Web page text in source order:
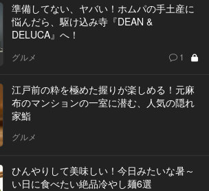
準備してない、ヤバい！ホムパの手土産に
悩んだら、駆け込み寺『DEAN &
DELUCA』へ！
グルメ 1
江戸前の粋を極めた握りが楽しめる！元麻
布のマンションの一室に潜む、人気の隠れ
家鮨
グルメ
ひんやりして美味しい！今日みたいな暑～
い日に食べたい絶品冷やし麺6選